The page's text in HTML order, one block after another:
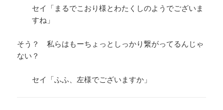
セイ「まるでこおり様とわたくしのようでございま
すね」
そう？ 私らはもーちょっとしっかり繋がってるんじゃ
ない？
セイ「ふふ、左様でございますか」